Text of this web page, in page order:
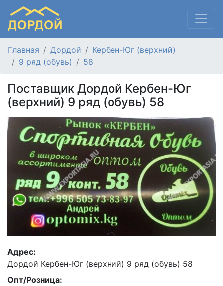
Главная Дордой
Кербен-Юг (верхний)
9 ряд (обувь)
58
Поставщик Дордой Кербен-Юг
(верхний) 9 ряд (обувь) 58
Адрес:
Дордой Кербен-Юг (верхний) 9 ряд (обувь) 58
Опт/Розница: